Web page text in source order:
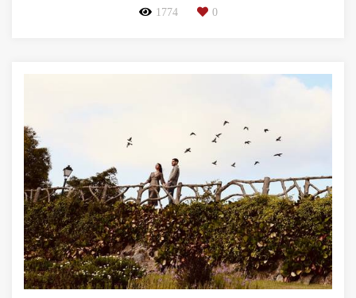
1774 0